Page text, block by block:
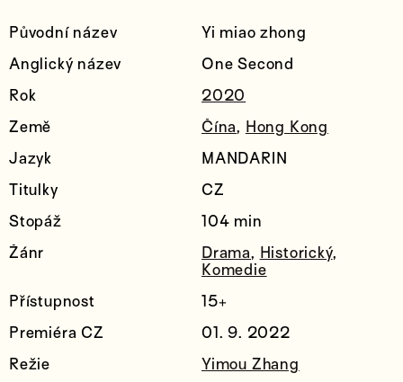
Původní název
Yi miao zhong
Anglický název
One Second
Rok
2020
Země
Čína, Hong Kong
Jazyk
MANDARIN
Titulky
CZ
Stopáž
104 min
Žánr
Drama, Historický,
Komedie
Přístupnost
15+
Premiéra CZ
01. 9. 2022
Režie
Yimou Zhang